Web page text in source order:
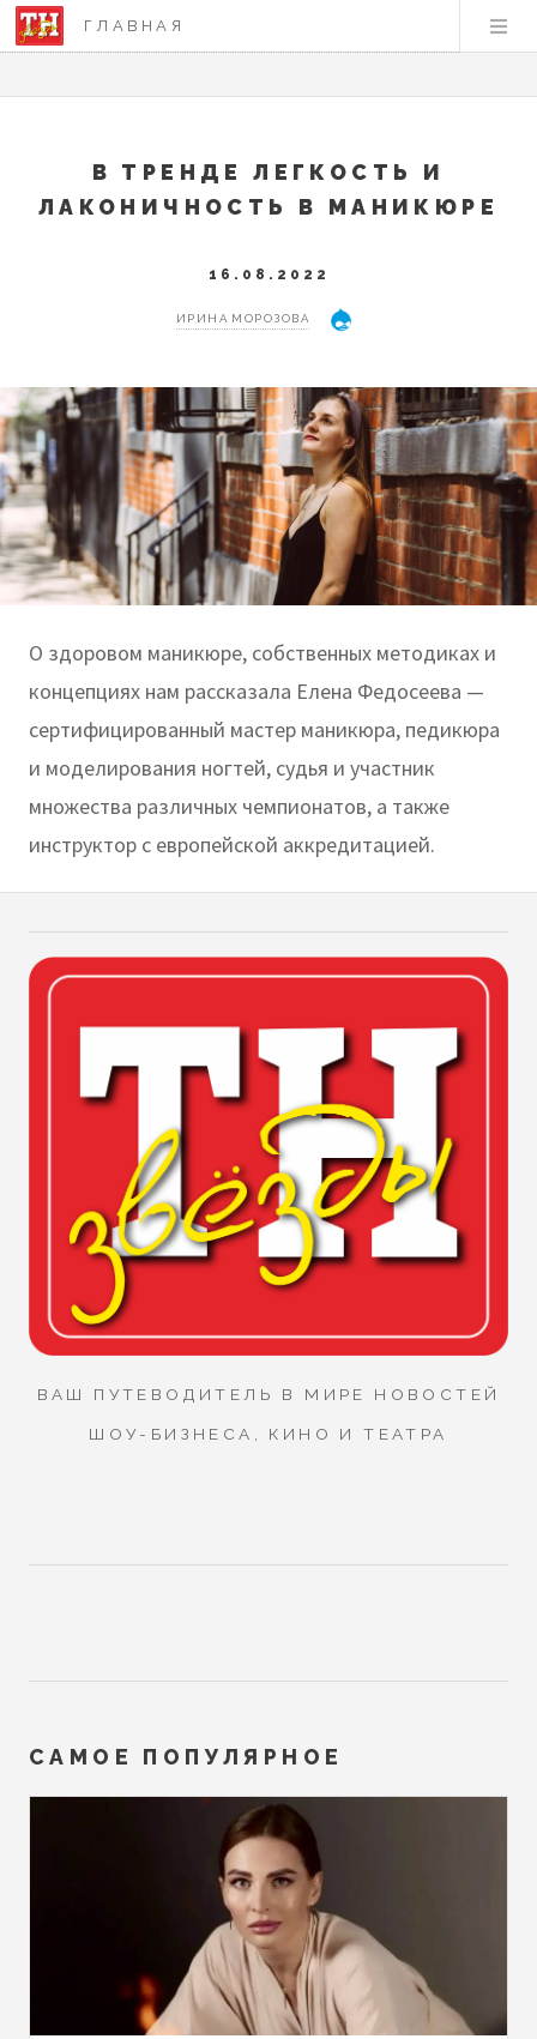
ГЛАВНАЯ
В ТРЕНДЕ ЛЕГКОСТЬ И
ЛАКОНИЧНОСТЬ В МАНИКЮРЕ
16.08.2022
ИРИНА МОРОЗОВА
О здоровом маникюре, собственных методиках и
концепциях нам рассказала Елена Федосеева —
сертифицированный мастер маникюра, педикюра
и моделирования ногтей, судья и участник
множества различных чемпионатов, а также
инструктор с европейской аккредитацией.
ВАШ ПУТЕВОДИТЕЛЬ В МИРЕ НОВОСТЕЙ
ШОУ-БИЗНЕСА, КИНО И ТЕАТРА
САМОЕ ПОПУЛЯРНОЕ